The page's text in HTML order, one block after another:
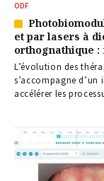
ODF
Article
réservé
à
nos
abonnés
et par lasers à
orthognathique :
L’évolution des
s’accompagne
accélérer les